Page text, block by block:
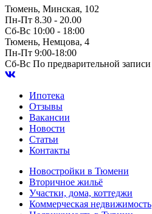
Тюмень, Минская, 102
Пн-Пт 8.30 - 20.00
Сб-Вс 10:00 - 18:00
Тюмень, Немцова, 4
Пн-Пт 9:00-18:00
Сб-Вс По предварительной записи
Ипотека
Отзывы
Вакансии
Новости
Статьи
Контакты
Новостройки в Тюмени
Вторичное жильё
Участки, дома, коттеджи
Коммерческая недвижимость